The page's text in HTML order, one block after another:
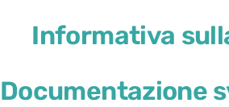
Informativa
Documentazione